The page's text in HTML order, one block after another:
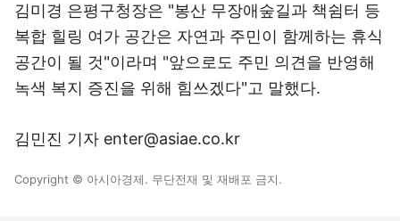
김미경 은평구청장은 "봉산 무장애숲길과 책쉼터 등
복합 힐링 여가 공간은 자연과 주민이 함께하는 휴식
공간이 될 것"이라며 "앞으로도 주민 의견을 반영해
녹색 복지 증진을 위해 힘쓰겠다"고 말했다.
김민진 기자 enter@asiae.co.kr
Copyright © 아시아경제. 무단전재 및 재배포 금지.